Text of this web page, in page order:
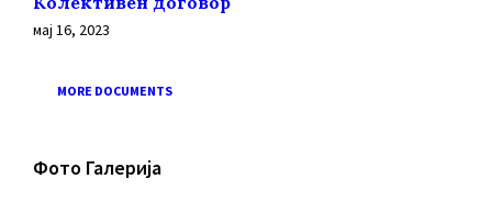
мај 16, 2023
MORE DOCUMENTS
Фото Галерија